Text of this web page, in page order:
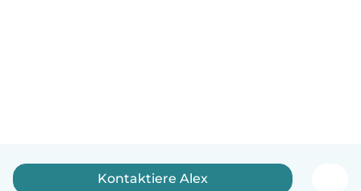
Kontaktiere Alex